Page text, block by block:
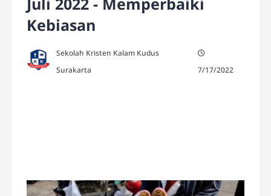
Kebiasan
Sekolah Kristen Kalam Kudus
Surakarta
7/17/2022